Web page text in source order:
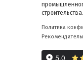
строительства.
Политика